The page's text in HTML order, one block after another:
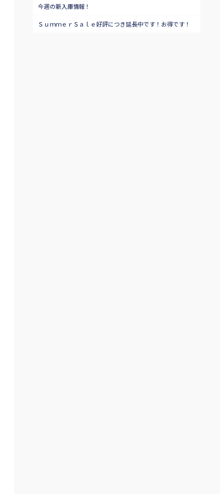
今週の新入庫情報！
ＳｕｍｍｅｒＳａｌｅ好評につき延長中です！お得です！